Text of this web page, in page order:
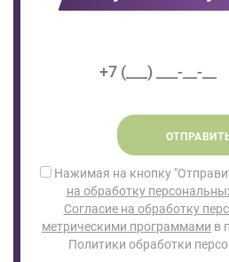
Нажимая на кнопку
на обработку
Согласие на обработку
метрическими программами в
Политики обработки